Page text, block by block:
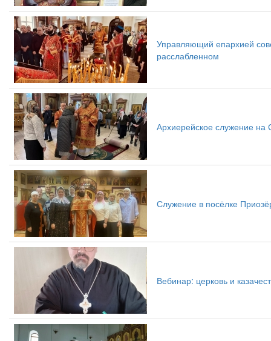
Управляющий епархией
расслабленном
Архиерейское служение
Служение в посёлке
Вебинар: церковь и